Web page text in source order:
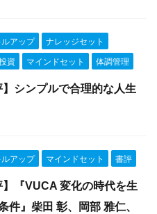
アップ
ナレッジセット
資
マインドセット 体調管理
】シンプルで合理的な人生
アップ マインドセット 書評
】『VUCA 変化の時代を生
件』柴田 彰、岡部 雅仁、